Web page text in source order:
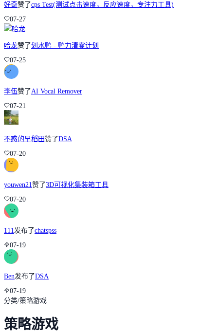
好奇赞了cps Test(测试点击速度，反应速度，专注力工具)
07-27
哈龙赞了划水鸭 - 鸭力清零计划
07-25
李伍赞了AI Vocal Remover
07-21
不惑的早稻田赞了DSA
07-20
youwen21赞了3D可视化集装箱工具
07-20
111 发布了chatspss
07-19
Ben发布了DSA
07-19
分类/策略游戏
策略游戏